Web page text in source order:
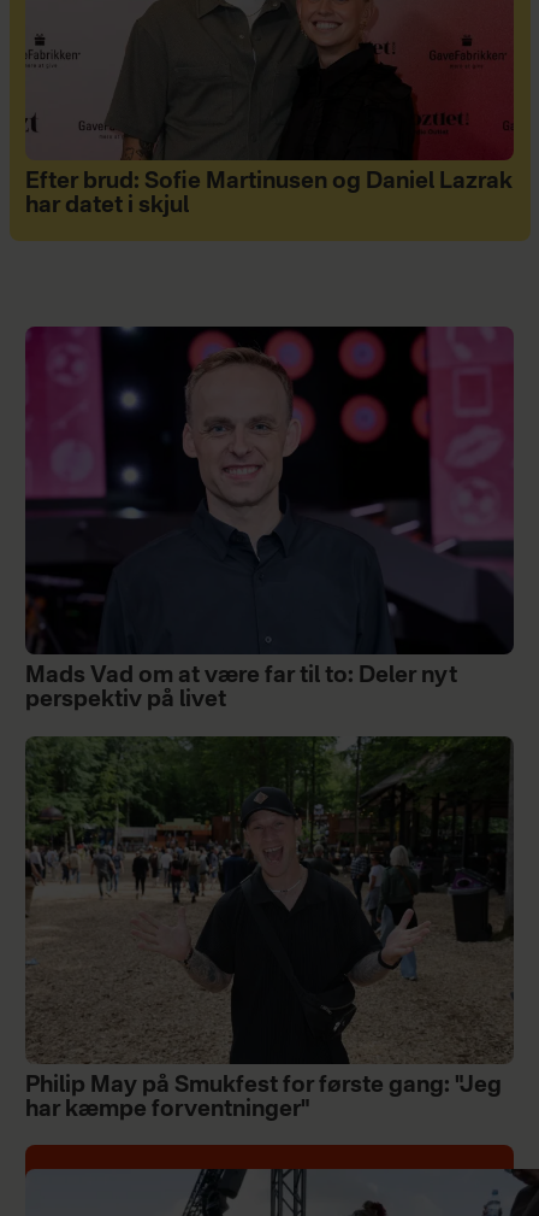
Efter brud: Sofie Martinusen og Daniel Lazrak
har datet i skjul
Mads Vad om at være far til to: Deler nyt
perspektiv på livet
Philip May på Smukfest for første gang: "Jeg
har kæmpe forventninger"